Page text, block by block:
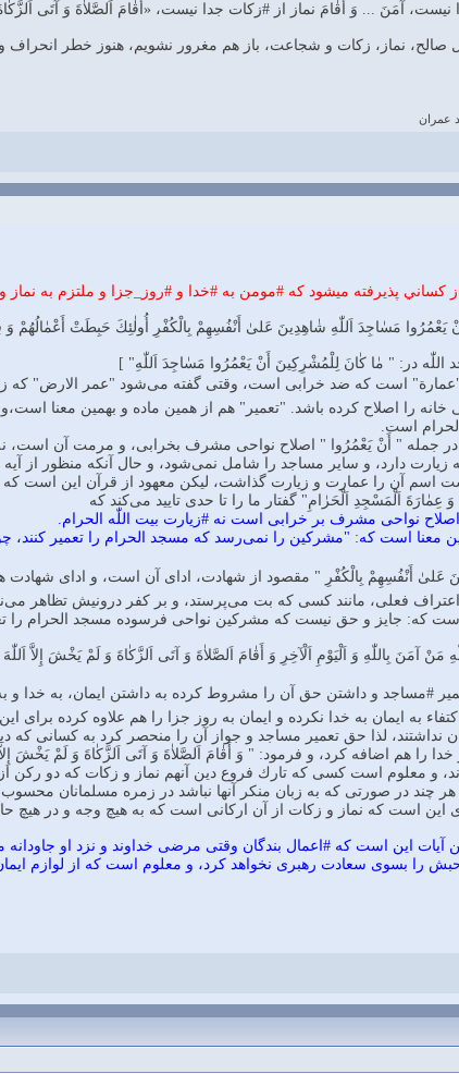
عمران
از كساني پذيرفته ميشود كه #مومن به #خدا و #روز_جزا و ملتزم به نماز
يَعْمُرُوا مَسٰاجِدَ اَللّٰهِ شٰاهِدِينَ عَلىٰ أَنْفُسِهِمْ بِالْكُفْرِ أُولٰئِكَ حَبِطَتْ أَعْمٰالُهُمْ وَ فِي
در: " مٰا كٰانَ لِلْمُشْرِكِينَ أَنْ يَعْمُرُوا مَسٰاجِدَ اَللّٰهِ‌" ]
است كه ضد خرابى است، وقتى گفته مى‌شود "عمر الارض" كه
را اصلاح كرده باشد. "تعمير" هم از همين ماده و بهمين معنا
الحرام است.
جمله " أَنْ يَعْمُرُوا " اصلاح نواحى مشرف بخرابى، و مرمت آن است، نه
دارد، و ساير مساجد را شامل نمى‌شود، و حال آنكه منظور از
اسم آن را عمارت و زيارت گذاشت، ليكن معهود از قرآن اين است كه
عِمٰارَةَ اَلْمَسْجِدِ اَلْحَرٰامِ‌" گفتار ما را تا حدى تاييد مى‌كند كه
نواحى مشرف بر خرابى است نه #زيارت بيت اللّٰه الحرام.
معنا است كه: "مشركين را نمى‌رسد كه مسجد الحرام را تعمير
عَلىٰ أَنْفُسِهِمْ بِالْكُفْرِ " مقصود از شهادت، اداى آن است، و اداى شهادت
اعتراف فعلى، مانند كسى كه بت مى‌پرستد، و بر كفر درونيش تظاهر
كه: جايز و حق نيست كه مشركين نواحى فرسوده مسجد الحرام را
مَنْ آمَنَ بِاللّٰهِ وَ اَلْيَوْمِ اَلْآخِرِ وَ أَقٰامَ اَلصَّلاٰةَ وَ آتَى اَلزَّكٰاةَ وَ لَمْ يَخْشَ إِلاَّ
#مساجد و داشتن حق آن را مشروط كرده به داشتن ايمان، به خدا و
به ايمان به خدا نكرده و ايمان به روز جزا را هم علاوه كرده
نداشتند، لذا حق تعمير مساجد و جواز آن را منحصر كرد به كسانى كه
را هم اضافه كرد، و فرمود: " وَ أَقٰامَ اَلصَّلاٰةَ وَ آتَى اَلزَّكٰاةَ وَ لَمْ يَخْشَ
و معلوم است كسى كه تارك فروع دين آنهم نماز و زكات كه دو ركن از
هر چند در صورتى كه به زبان منكر آنها نباشد در زمره مسلمانان
اين است كه نماز و زكات از آن اركانى است كه به هيچ وجه و در هيچ
اين است كه #اعمال بندگان وقتى مرضى خداوند و نزد او جاودانه
را بسوى سعادت رهبرى نخواهد كرد، و معلوم است كه از لوازم